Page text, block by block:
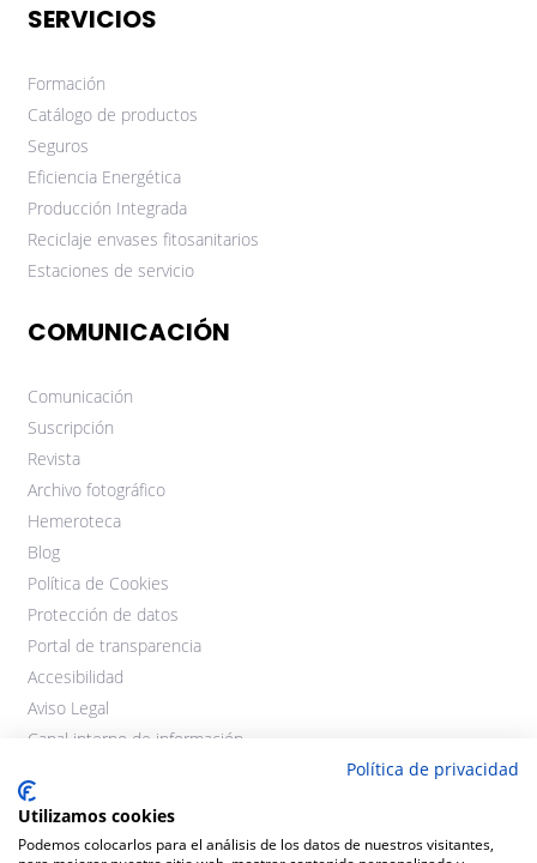
SERVICIOS
Formación
Catálogo de productos
Seguros
Eficiencia Energética
Producción Integrada
Reciclaje envases fitosanitarios
Estaciones de servicio
COMUNICACIÓN
Comunicación
Suscripción
Revista
Archivo fotográfico
Hemeroteca
Blog
Política de Cookies
Protección de datos
Portal de transparencia
Accesibilidad
Aviso Legal
Canal interno de información
Política de privacidad
Utilizamos cookies
Podemos colocarlos para el análisis de los datos de nuestros visitantes,